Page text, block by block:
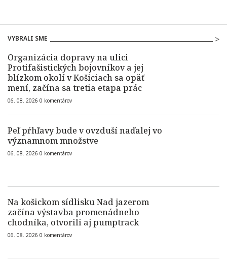
VYBRALI SME
Organizácia dopravy na ulici
Protifašistických bojovníkov a jej
blízkom okolí v Košiciach sa opäť
mení, začína sa tretia etapa prác
06. 08. 2026 0 komentárov
Peľ pŕhľavy bude v ovzduší naďalej vo
významnom množstve
06. 08. 2026 0 komentárov
Na košickom sídlisku Nad jazerom
začína výstavba promenádneho
chodníka, otvorili aj pumptrack
06. 08. 2026 0 komentárov